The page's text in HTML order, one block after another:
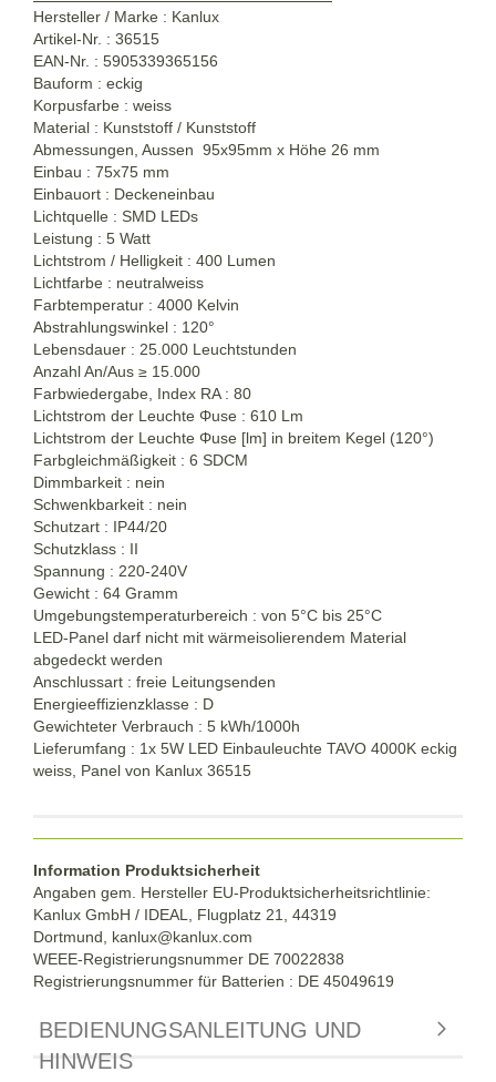
Hersteller / Marke : Kanlux
Artikel-Nr. : 36515
EAN-Nr. : 5905339365156
Bauform : eckig
Korpusfarbe : weiss
Material : Kunststoff / Kunststoff
Abmessungen, Aussen 95x95mm x Höhe 26 mm
Einbau : 75x75 mm
Einbauort : Deckeneinbau
Lichtquelle : SMD LEDs
Leistung : 5 Watt
Lichtstrom / Helligkeit : 400 Lumen
Lichtfarbe : neutralweiss
Farbtemperatur : 4000 Kelvin
Abstrahlungswinkel : 120°
Lebensdauer : 25.000 Leuchtstunden
Anzahl An/Aus ≥ 15.000
Farbwiedergabe, Index RA : 80
Lichtstrom der Leuchte Φuse : 610 Lm
Lichtstrom der Leuchte Φuse [lm] in breitem Kegel (120°)
Farbgleichmäßigkeit : 6 SDCM
Dimmbarkeit : nein
Schwenkbarkeit : nein
Schutzart : IP44/20
Schutzklass : II
Spannung : 220-240V
Gewicht : 64 Gramm
Umgebungstemperaturbereich : von 5°C bis 25°C
LED-Panel darf nicht mit wärmeisolierendem Material
abgedeckt werden
Anschlussart : freie Leitungsenden
Energieeffizienzklasse : D
Gewichteter Verbrauch : 5 kWh/1000h
Lieferumfang : 1x 5W LED Einbauleuchte TAVO 4000K eckig
weiss, Panel von Kanlux 36515
Information Produktsicherheit
Angaben gem. Hersteller EU-Produktsicherheitsrichtlinie:
Kanlux GmbH / IDEAL, Flugplatz 21, 44319
Dortmund, kanlux@kanlux.com
WEEE-Registrierungsnummer DE 70022838
Registrierungsnummer für Batterien : DE 45049619
BEDIENUNGSANLEITUNG UND
HINWEIS